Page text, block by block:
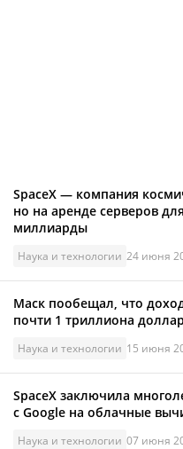
SpaceX — компания
но на аренде серверов
миллиарды
Наука и технологии 24 июня
Маск пообещал, что
почти 1 триллиона
Наука и технологии 15 июня
SpaceX заключила
с Google на облачные
Наука и технологии 07 июня